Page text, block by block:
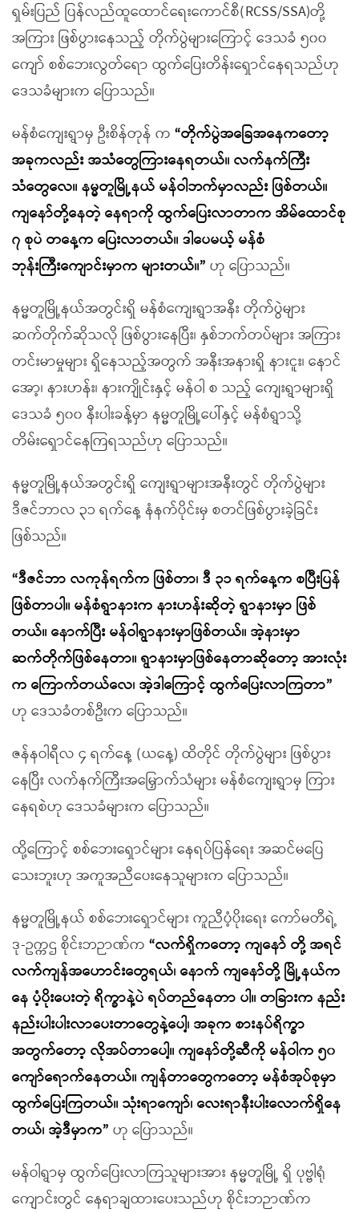
ရှမ်းပြည် ပြန်လည်ထူထောင်ရေးကောင်စီ(RCSS/SSA)တို့
အကြား ဖြစ်ပွားနေသည့် တိုက်ပွဲများကြောင့် ဒေသခံ ၅၀၀
ကျော် စစ်ဘေးလွတ်ရော ထွက်ပြေးတိန်းရှောင်နေရသည်ဟု
ဒေသခံများက ပြောသည်။
မန်စံကျေးရွာမှ ဦးစိန်တုန် က “တိုက်ပွဲအခြေအနေကတော့
အခုကလည်း အသံတွေကြားနေရတယ်။ လက်နက်ကြီး
သံတွေလေ။ နမ္မတူမြို့နယ် မန်ဝါဘက်မှာလည်း ဖြစ်တယ်။
ကျနော်တို့နေတဲ့ နေရာကို ထွက်ပြေးလာတာက အိမ်ထောင်စု
၇ စုပဲ တနေ့က ပြေးလာတယ်။ ဒါပေမယ့် မန်စံ
ဘုန်းကြီးကျောင်းမှာက များတယ်။” ဟု ပြောသည်။
နမ္မတူမြို့နယ်အတွင်းရှိ မန်စံကျေးရွာအနီး တိုက်ပွဲများ
ဆက်တိုက်ဆိုသလို ဖြစ်ပွားနေပြီး၊ နှစ်ဘက်တပ်များ အကြား
တင်းမာမှုများ ရှိနေသည့်အတွက် အနီးအနားရှိ နားငူး၊ နောင်
အော့၊ နားဟန်း၊ နားကျိုင်းနှင့် မန်ဝါ စ သည့် ကျေးရွာများရှိ
ဒေသခံ ၅၀၀ နီးပါးခန့်မှာ နမ္မတူမြို့ပေါ်နှင့် မန်စံရွာသို့
တိမ်းရှောင်နေကြရသည်ဟု ပြောသည်။
နမ္မတူမြို့နယ်အတွင်းရှိ ကျေးရွာများအနီးတွင် တိုက်ပွဲများ
ဒီဇင်ဘာလ ၃၁ ရက်နေ့ နံနက်ပိုင်းမှ စတင်ဖြစ်ပွားခဲ့ခြင်း
ဖြစ်သည်။
“ဒီဇင်ဘာ လကုန်ရက်က ဖြစ်တာ၊ ဒီ ၃၁ ရက်နေ့က စပြီးပြန်
ဖြစ်တာပါ။ မန်စံရွာနားက နားဟန်းဆိုတဲ့ ရွာနားမှာ ဖြစ်
တယ်။ နောက်ပြီး မန်ဝါရွာနားမှာဖြစ်တယ်။ အဲ့နားမှာ
ဆက်တိုက်ဖြစ်နေတာ။ ရွာနားမှာဖြစ်နေတာဆိုတော့ အားလုံး
က ကြောက်တယ်လေ၊ အဲ့ဒါကြောင့် ထွက်ပြေးလာကြတာ”
ဟု ဒေသခံတစ်ဦးက ပြောသည်။
ဇန်နဝါရီလ ၄ ရက်နေ့ (ယနေ့) ထိတိုင် တိုက်ပွဲများ ဖြစ်ပွား
နေပြီး လက်နက်ကြီးအမြှောက်သံများ မန်စံကျေးရွာမှ ကြား
နေရစဲဟု ဒေသခံများက ပြောသည်။
ထို့ကြောင့် စစ်ဘေးရှောင်များ နေရပ်ပြန်ရေး အဆင်မပြေ
သေးဘူးဟု အကူအညီပေးနေသူများက ပြောသည်။
နမ္မတူမြို့နယ် စစ်ဘေးရှောင်များ ကူညီပံ့ပိုးရေး ကော်မတီရဲ့
ဒု-ဥက္ကဌ စိုင်းဘဉာဏ်က “လက်ရှိကတော့ ကျနော် တို့ အရင်
လက်ကျန်အဟောင်းတွေရယ်၊ နောက် ကျနော်တို့ မြို့နယ်က
နေ ပံ့ပိုးပေးတဲ့ ရိက္ခာနဲ့ပဲ ရပ်တည်နေတာ ပါ။ တခြားက နည်း
နည်းပါးပါးလာပေးတာတွေနဲ့ပေါ့၊ အခုက စားနပ်ရိက္ခာ
အတွက်တော့ လိုအပ်တာပေါ့။ ကျနော်တို့ဆီကို မန်ဝါက ၅၀
ကျော်ရောက်နေတယ်။ ကျန်တာတွေကတော့ မန်စံအုပ်စုမှာ
ထွက်ပြေးကြတယ်။ သုံးရာကျော်၊ လေးရာနီးပါးလောက်ရှိနေ
တယ်၊ အဲ့ဒီမှာက” ဟု ပြောသည်။
မန်ဝါရွာမှ ထွက်ပြေးလာကြသူများအား နမ္မတူမြို့ ရှိ ပုဗ္ဗါရုံ
ကျောင်းတွင် နေရာချထားပေးသည်ဟု စိုင်းဘဉာဏ်က